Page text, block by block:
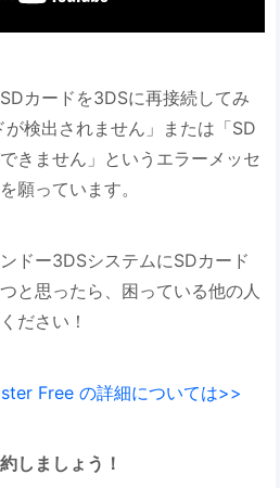
カードを3DSに再接続してみ
検出されません」または「SD
きません」というエラーメッセ
願っています。
ドー3DSシステムにSDカード
と思ったら、困っている他の人
ださい！
Free の詳細については>>
しましょう！